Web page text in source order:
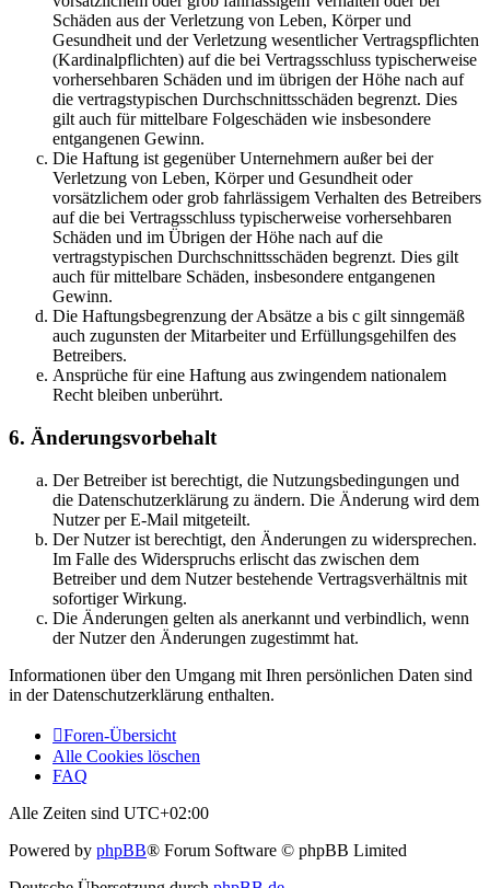
Schäden aus der Verletzung von Leben, Körper und
Gesundheit und der Verletzung wesentlicher Vertragspflichten
(Kardinalpflichten) auf die bei Vertragsschluss typischerweise
vorhersehbaren Schäden und im übrigen der Höhe nach auf
die vertragstypischen Durchschnittsschäden begrenzt. Dies
gilt auch für mittelbare Folgeschäden wie insbesondere
entgangenen Gewinn.
Die Haftung ist gegenüber Unternehmern außer bei der
Verletzung von Leben, Körper und Gesundheit oder
vorsätzlichem oder grob fahrlässigem Verhalten des Betreibers
auf die bei Vertragsschluss typischerweise vorhersehbaren
Schäden und im Übrigen der Höhe nach auf die
vertragstypischen Durchschnittsschäden begrenzt. Dies gilt
auch für mittelbare Schäden, insbesondere entgangenen
Gewinn.
Die Haftungsbegrenzung der Absätze a bis c gilt sinngemäß
auch zugunsten der Mitarbeiter und Erfüllungsgehilfen des
Betreibers.
Ansprüche für eine Haftung aus zwingendem nationalem
Recht bleiben unberührt.
6. Änderungsvorbehalt
Der Betreiber ist berechtigt, die Nutzungsbedingungen und
die Datenschutzerklärung zu ändern. Die Änderung wird dem
Nutzer per E-Mail mitgeteilt.
Der Nutzer ist berechtigt, den Änderungen zu widersprechen.
Im Falle des Widerspruchs erlischt das zwischen dem
Betreiber und dem Nutzer bestehende Vertragsverhältnis mit
sofortiger Wirkung.
Die Änderungen gelten als anerkannt und verbindlich, wenn
der Nutzer den Änderungen zugestimmt hat.
Informationen über den Umgang mit Ihren persönlichen Daten sind
in der Datenschutzerklärung enthalten.
Foren-Übersicht
Alle Cookies löschen
FAQ
Alle Zeiten sind UTC+02:00
Powered by phpBB® Forum Software © phpBB Limited